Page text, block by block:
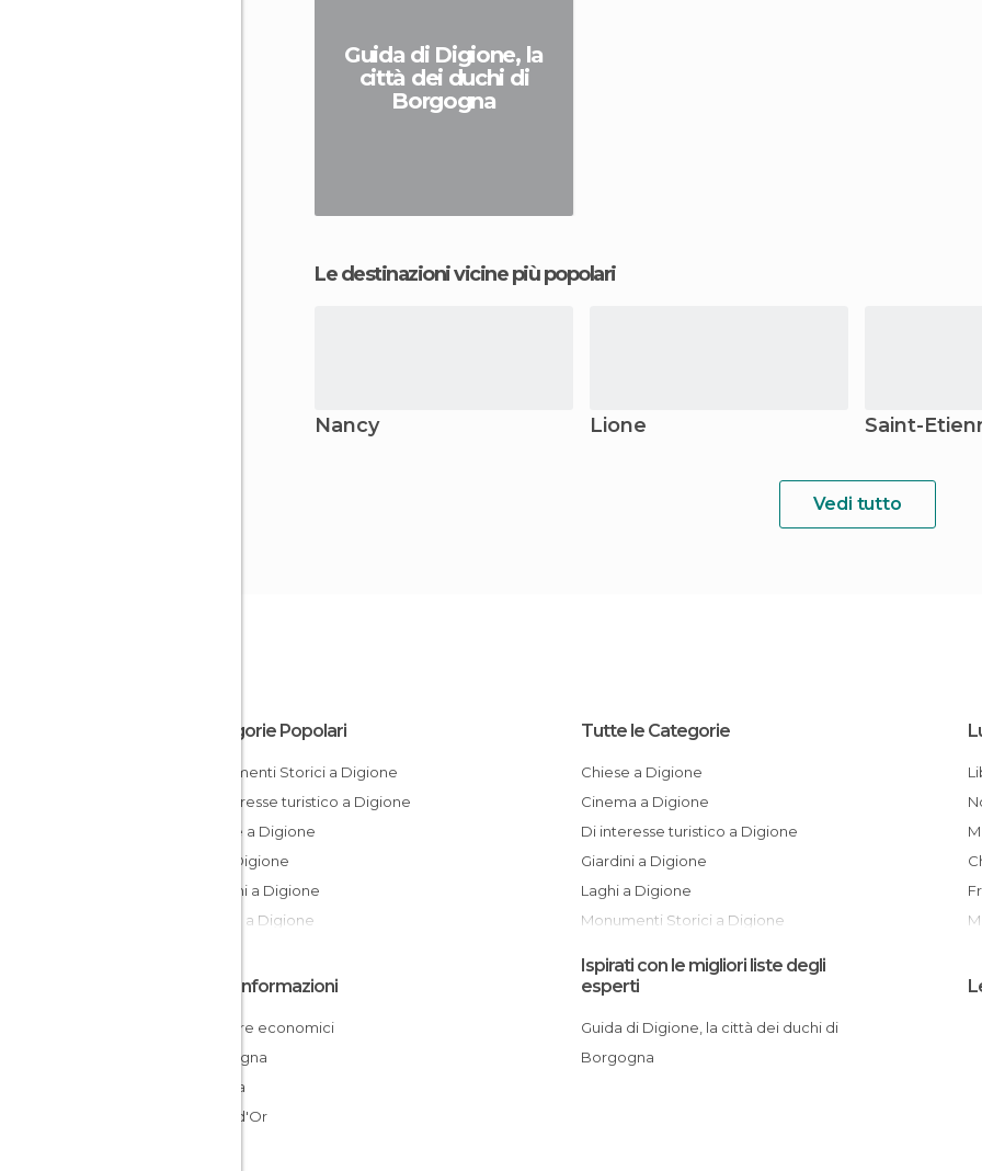
Guida di Digione, la
città dei duchi di
Borgogna
Le destinazioni vicine più popolari
Nancy Lione Saint-
Vedi tutto
Categorie Popolari
Monumenti Storici a Digione
Di interesse turistico a Digione
Chiese a Digione
Vie a Digione
Giardini a Digione
Statue a Digione
Tutte le Categorie
Chiese a Digione
Cinema a Digione
Di interesse turistico a Digione
Giardini a Digione
Laghi a Digione
Monumenti Storici a Digione
Musei a Digione
Piazze a Digione
Posti insoliti a Digione
Altre Informazioni
Dormire economici
Borgogna
Francia
Côte-d'Or
Ispirati con le migliori liste degli
esperti
Guida di Digione, la città dei duchi di
Borgogna